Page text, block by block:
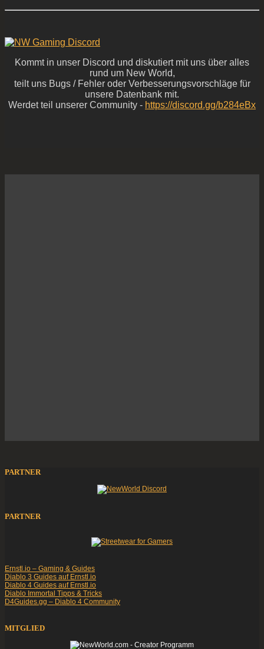
Kommt in unser Discord und diskutiert mit uns über alles
rund um New World,
teilt uns Bugs / Fehler oder Verbesserungsvorschläge für
unsere Datenbank mit.
Werdet teil unserer Community - https://discord.gg/b284eBx
PARTNER
PARTNER
Ernstl.io – Gaming & Guides
Diablo 3 Guides auf Ernstl.io
Diablo 4 Guides auf Ernstl.io
Diablo Immortal Tipps & Tricks
D4Guides.gg – Diablo 4 Community
MITGLIED